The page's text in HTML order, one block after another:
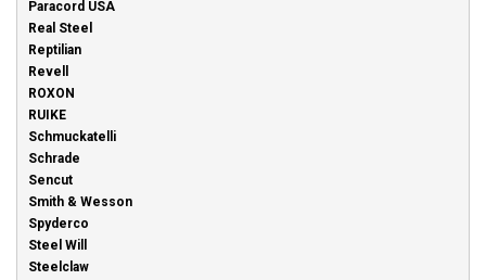
Paracord USA
Real Steel
Reptilian
Revell
ROXON
RUIKE
Schmuckatelli
Schrade
Sencut
Smith & Wesson
Spyderco
Steel Will
Steelclaw